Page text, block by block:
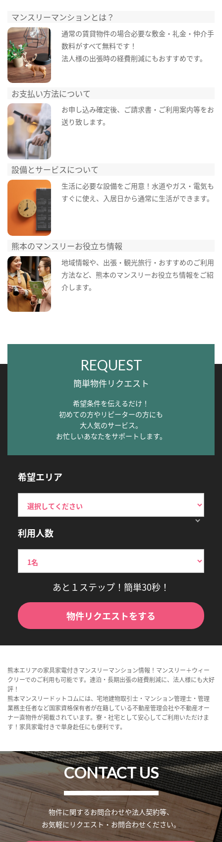
マンスリーマンションとは？
通常の賃貸物件の場合必要な敷金・礼金・仲介手
数料がすべて無料です！
法人様の出張時の経費削減にもおすすめです。
お支払い方法について
お申し込み確定後、ご請求書・ご利用案内等をお
送り致します。
設備とサービスについて
生活に必要な設備をご用意！水道やガス・電気も
すぐに使え、入居日から通常に生活ができます。
熊本のマンスリーお役立ち情報
地域情報や、出張・観光旅行・おすすめのご利用
方法など、熊本のマンスリーお役立ち情報をご紹
介します。
REQUEST
簡単物件リクエスト
希望条件を伝えるだけ！
初めての方やリピーターの方にも
大人気のサービス。
お忙しいあなたをサポートします。
希望エリア
利用人数
あと１ステップ！簡単30秒！
物件リクエストをする
熊本エリアの家具家電付きマンスリーマンション情報！マンスリー＋ウィー
クリーでのご利用も可能です。連泊・長期出張の経費削減に、法人様にも大好
評！
熊本マンスリードットコムには、宅地建物取引士・マンション管理士・管理
業務主任者など国家資格保有者が在籍している不動産管理会社や不動産オー
ナー直物件が掲載されています。寮・社宅として安心してご利用いただけま
す！家具家電付きで単身赴任にも便利です。
CONTACT US
物件に関するお問合わせや法人契約等、
お気軽にリクエスト・お問合わせください。